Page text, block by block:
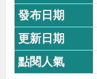
舉
貪
瀆
交